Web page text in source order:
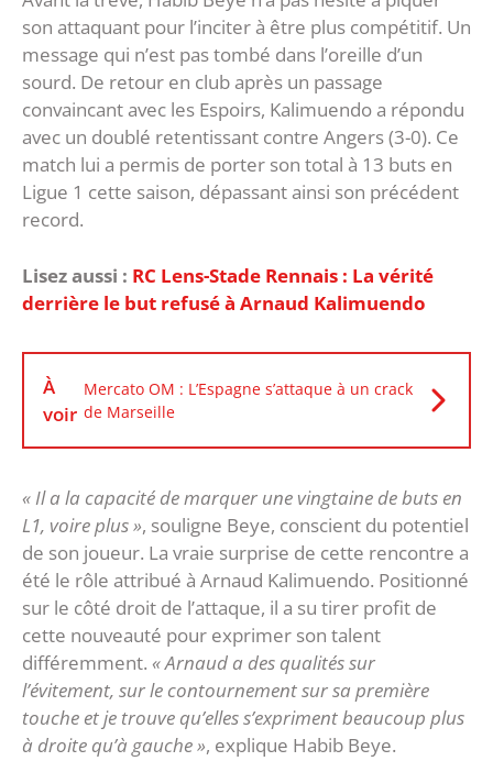
son attaquant pour l’inciter à être plus compétitif. Un
message qui n’est pas tombé dans l’oreille d’un
sourd. De retour en club après un passage
convaincant avec les Espoirs, Kalimuendo a répondu
avec un doublé retentissant contre Angers (3-0). Ce
match lui a permis de porter son total à 13 buts en
Ligue 1 cette saison, dépassant ainsi son précédent
record.
Lisez aussi : RC Lens-Stade Rennais : La vérité
derrière le but refusé à Arnaud Kalimuendo
À
voir
Mercato OM : L’Espagne s’attaque à un crack
de Marseille
« Il a la capacité de marquer une vingtaine de buts en
L1, voire plus », souligne Beye, conscient du potentiel
de son joueur. La vraie surprise de cette rencontre a
été le rôle attribué à Arnaud Kalimuendo. Positionné
sur le côté droit de l’attaque, il a su tirer profit de
cette nouveauté pour exprimer son talent
différemment. « Arnaud a des qualités sur
l’évitement, sur le contournement sur sa première
touche et je trouve qu’elles s’expriment beaucoup plus
à droite qu’à gauche », explique Habib Beye.